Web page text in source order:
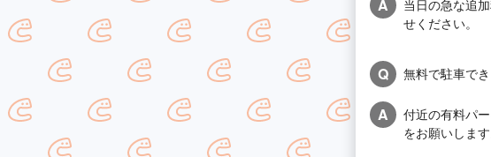
A
当日の急な追
せください。
Q 無料で駐車で
A
付近の有料パ
をお願いします